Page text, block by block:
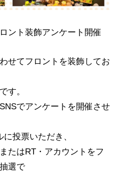
ント装飾アンケート開催
せてフロントを装飾してお
す。
でアンケートを開催させ
投票いただき、
たはRT・アカウントをフ
選で